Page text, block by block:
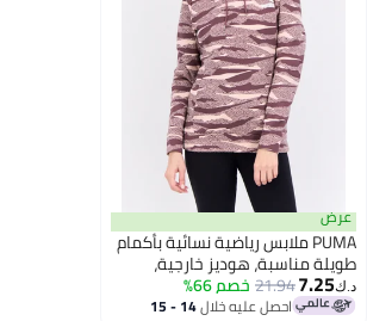
عرض
PUMA ملابس رياضية نسائية بأكمام
طويلة مناسبة، هوديز خارجية،
متعددة الألوان
د.ك‏7.25
21.94خصم 66%
احصل عليه خلال 14 - 15